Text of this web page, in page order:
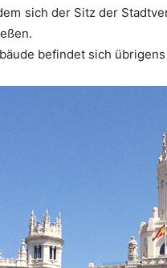
sich der Sitz der
befindet sich